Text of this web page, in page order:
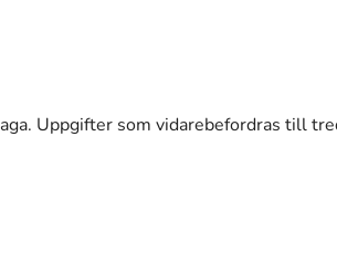
Uppgifter som vidarebefordras till